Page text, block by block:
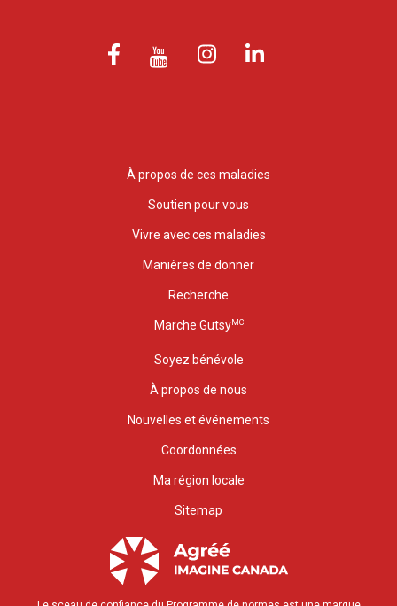
À propos de ces maladies
Soutien pour vous
Vivre avec ces maladies
Manières de donner
Recherche
Marche GutsyMC
Soyez bénévole
À propos de nous
Nouvelles et événements
Coordonnées
Ma région locale
Sitemap